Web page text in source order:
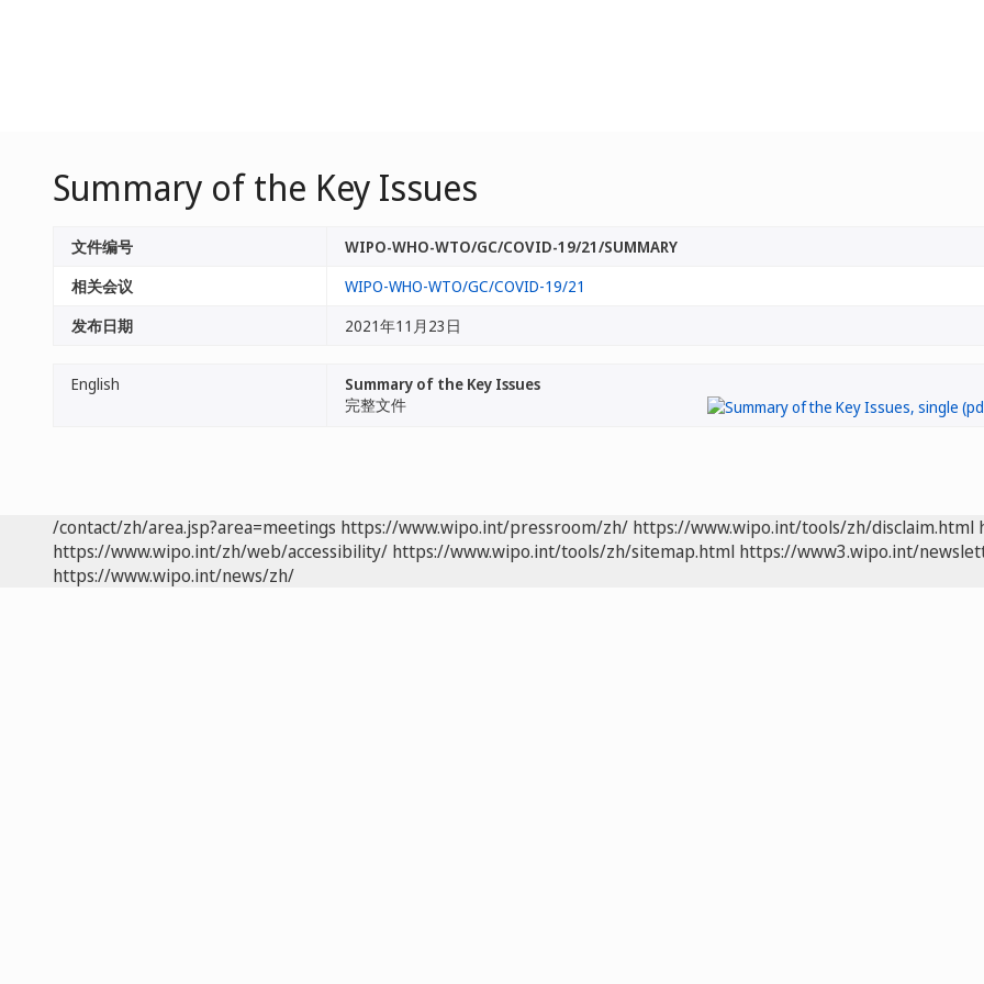
Summary of the Key Issues
文件编号
WIPO-WHO-WTO/GC/COVID-19/21/SUMMARY
相关会议
WIPO-WHO-WTO/GC/COVID-19/21
发布日期
2021年11月23日
English
Summary of the Key Issues
完整文件
/contact/zh/area.jsp?area=meetings https://www.wipo.int/pressroom/zh/ https://www.wipo.int/tools/zh/disclaim.html
https://www.wipo.int/zh/web/accessibility/ https://www.wipo.int/tools/zh/sitemap.html https://www3.wipo.int/
https://www.wipo.int/news/zh/